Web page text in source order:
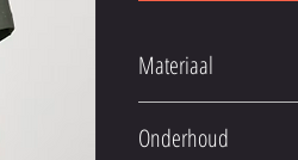
Materiaal
Onderhoud